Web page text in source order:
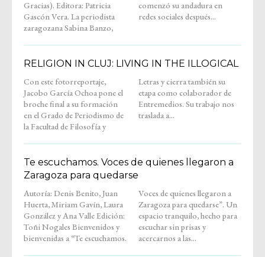
Gracias). Editora: Patricia
Gascón Vera. La periodista
zaragozana Sabina Banzo,
comenzó su andadura en
redes sociales después...
RELIGION IN CLUJ: LIVING IN THE ILLOGICAL
Con este fotorreportaje,
Jacobo García Ochoa pone el
broche final a su formación
en el Grado de Periodismo de
la Facultad de Filosofía y
Letras y cierra también su
etapa como colaborador de
Entremedios. Su trabajo nos
traslada a...
Te escuchamos. Voces de quienes llegaron a
Zaragoza para quedarse
Autoría: Denis Benito, Juan
Huerta, Miriam Gavín, Laura
González y Ana Valle Edición:
Toñi Nogales Bienvenidos y
bienvenidas a “Te escuchamos.
Voces de quienes llegaron a
Zaragoza para quedarse”. Un
espacio tranquilo, hecho para
escuchar sin prisas y
acercarnos a las...